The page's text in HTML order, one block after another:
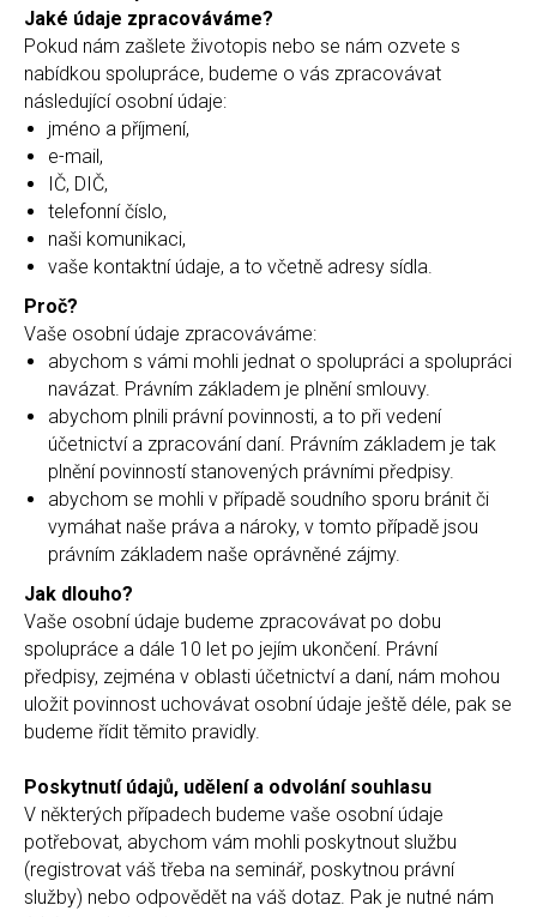
Jaké údaje zpracováváme?
Pokud nám zašlete životopis nebo se nám ozvete s
nabídkou spolupráce, budeme o vás zpracovávat
následující osobní údaje:
jméno a příjmení,
e-mail,
IČ, DIČ,
telefonní číslo,
naši komunikaci,
vaše kontaktní údaje, a to včetně adresy sídla.
Proč?
Vaše osobní údaje zpracováváme:
abychom s vámi mohli jednat o spolupráci a spolupráci
navázat. Právním základem je plnění smlouvy.
abychom plnili právní povinnosti, a to při vedení
účetnictví a zpracování daní. Právním základem je tak
plnění povinností stanovených právními předpisy.
abychom se mohli v případě soudního sporu bránit či
vymáhat naše práva a nároky, v tomto případě jsou
právním základem naše oprávněné zájmy.
Jak dlouho?
Vaše osobní údaje budeme zpracovávat po dobu
spolupráce a dále 10 let po jejím ukončení. Právní
předpisy, zejména v oblasti účetnictví a daní, nám mohou
uložit povinnost uchovávat osobní údaje ještě déle, pak se
budeme řídit těmito pravidly.
Poskytnutí údajů, udělení a odvolání souhlasu
V některých případech budeme vaše osobní údaje
potřebovat, abychom vám mohli poskytnout službu
(registrovat váš třeba na seminář, poskytnou právní
služby) nebo odpovědět na váš dotaz. Pak je nutné nám